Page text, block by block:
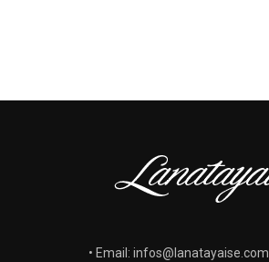
• Email: infos@lanatayaise.com